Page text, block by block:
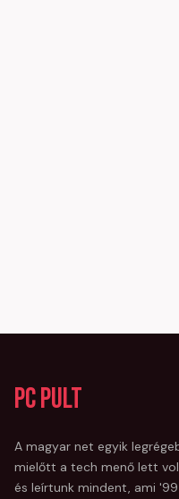
PC Pult
A magyar net egyik
mielőtt a tech menő lett
és leírtunk mindent, ami